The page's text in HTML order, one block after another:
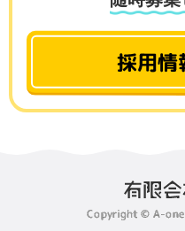
採用情
Copyright © A-